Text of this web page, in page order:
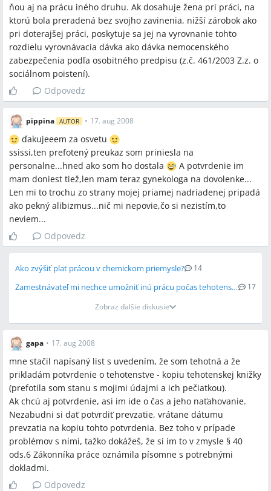
ňou aj na prácu iného druhu. Ak dosahuje žena pri práci, na
ktorú bola preradená bez svojho zavinenia, nižší zárobok ako
pri doterajšej práci, poskytuje sa jej na vyrovnanie tohto
rozdielu vyrovnávacia dávka ako dávka nemocenského
zabezpečenia podľa osobitného predpisu (z.č. 461/2003 Z.z. o
sociálnom poistení).
Odpovedz
pippina AUTOR • 17. aug 2008
ďakujeeem za osvetu
ssissi,ten prefotený preukaz som priniesla na
personalne...hned ako som ho dostala
A potvrdenie im
mam doniest tiež,len mam teraz gynekologa na dovolenke...
Len mi to trochu zo strany mojej priamej nadriadenej pripadá
ako pekný alibizmus...nič mi nepovie,čo si nezistím,to
neviem...
Odpovedz
Ako zvýšiť plat prácou v chemickom priemysle? 14
Zamestnávateľ mi nechce umožniť inú prácu počas tehotenstva
17
Zobraz ďalšie diskusie
gapa • 17. aug 2008
mne stačil napísaný list s uvedením, že som tehotná a že
prikladám potvrdenie o tehotenstve - kopiu tehotenskej knižky
(prefotila som stanu s mojimi údajmi a ich pečiatkou).
Ak chcú aj potvrdenie, asi im ide o čas a jeho naťahovanie.
Nezabudni si dať potvrdiť prevzatie, vrátane dátumu
prevzatia na kopiu tohto potvrdenia. Bez toho v prípade
problémov s nimi, tažko dokážeš, že si im to v zmysle § 40
ods.6 Zákonníka práce oznámila písomne s potrebnými
dokladmi.
Odpovedz